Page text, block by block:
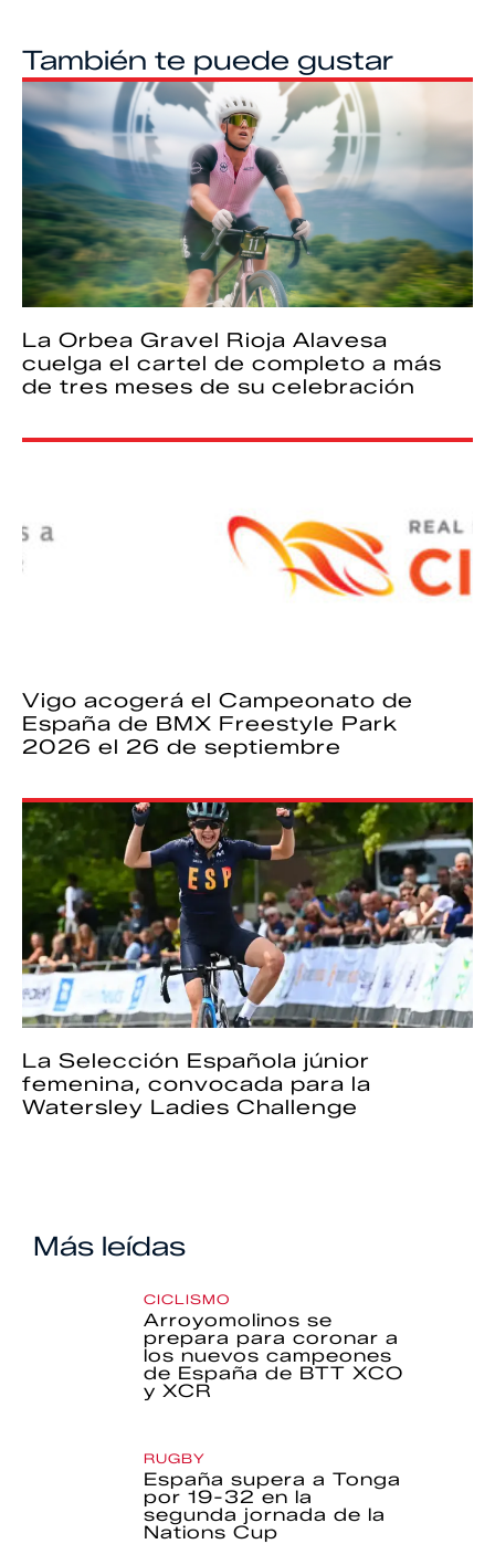
También te puede gustar
La Orbea Gravel Rioja Alavesa
cuelga el cartel de completo a más
de tres meses de su celebración
Vigo acogerá el Campeonato de
España de BMX Freestyle Park
2026 el 26 de septiembre
La Selección Española júnior
femenina, convocada para la
Watersley Ladies Challenge
Más leídas
CICLISMO
Arroyomolinos se
prepara para coronar a
los nuevos campeones
de España de BTT XCO
y XCR
RUGBY
España supera a Tonga
por 19-32 en la
segunda jornada de la
Nations Cup